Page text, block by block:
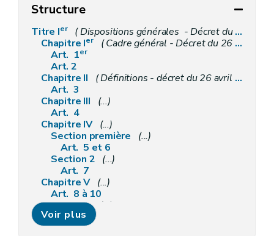
Structure
Titre Ier
( Dispositions générales - Décret du 26 avril 2018, art.2)
Chapitre Ier
( Cadre général - Décret du 26 avril 2018, art.2)
Art. 1er
Art. 2
Chapitre II
( Définitions - décret du 26 avril 2018, art.2)
Art. 3
Chapitre III
(...)
Art. 4
Chapitre IV (...)
Section première
(...)
Art. 5 et 6
Section 2 (...)
Art. 7
Chapitre V (...)
Art. 8 à 10
Chapitre VI (...)
Art. 11 et 12
Titre II ( Du patrimoine mondial - décret du 26 avril 2018, art.2)
Voir plus